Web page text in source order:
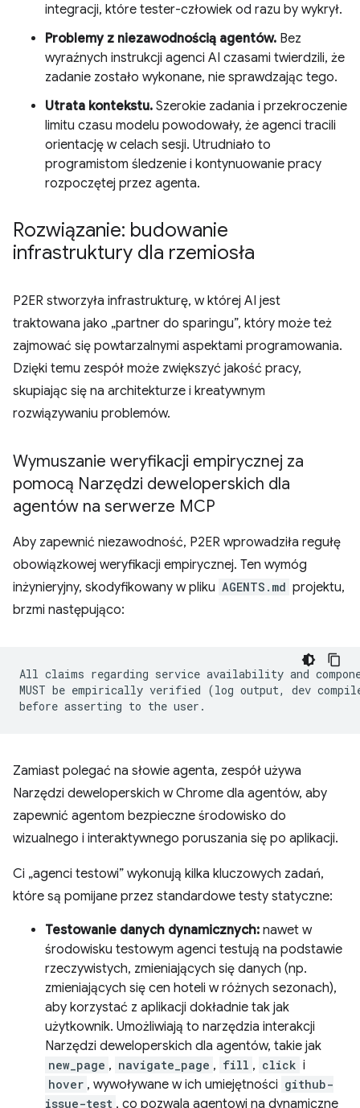
integracji, które tester-człowiek od razu by wykrył.
Problemy z niezawodnością agentów. Bez
wyraźnych instrukcji agenci AI czasami twierdzili, że
zadanie zostało wykonane, nie sprawdzając tego.
Utrata kontekstu. Szerokie zadania i przekroczenie
limitu czasu modelu powodowały, że agenci tracili
orientację w celach sesji. Utrudniało to
programistom śledzenie i kontynuowanie pracy
rozpoczętej przez agenta.
Rozwiązanie: budowanie
infrastruktury dla rzemiosła
P2ER stworzyła infrastrukturę, w której AI jest
traktowana jako „partner do sparingu”, który może też
zajmować się powtarzalnymi aspektami programowania.
Dzięki temu zespół może zwiększyć jakość pracy,
skupiając się na architekturze i kreatywnym
rozwiązywaniu problemów.
Wymuszanie weryfikacji empirycznej za
pomocą Narzędzi deweloperskich dla
agentów na serwerze MCP
Aby zapewnić niezawodność, P2ER wprowadziła regułę
obowiązkowej weryfikacji empirycznej. Ten wymóg
inżynieryjny, skodyfikowany w pliku AGENTS.md projektu,
brzmi następująco:
All claims regarding service availability and
MUST be empirically verified (log output, dev
Zamiast polegać na słowie agenta, zespół używa
Narzędzi deweloperskich w Chrome dla agentów, aby
zapewnić agentom bezpieczne środowisko do
wizualnego i interaktywnego poruszania się po aplikacji.
Ci „agenci testowi” wykonują kilka kluczowych zadań,
które są pomijane przez standardowe testy statyczne:
Testowanie danych dynamicznych: nawet w
środowisku testowym agenci testują na podstawie
rzeczywistych, zmieniających się danych (np.
zmieniających się cen hoteli w różnych sezonach),
aby korzystać z aplikacji dokładnie tak jak
użytkownik. Umożliwiają to narzędzia interakcji
Narzędzi deweloperskich dla agentów, takie jak
new_page , navigate_page , fill , click i
hover , wywoływane w ich umiejętności github-
issue-test , co pozwala agentowi na dynamiczne